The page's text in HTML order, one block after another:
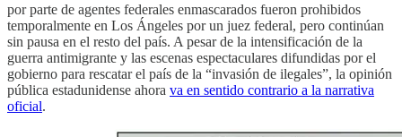
por parte de agentes federales enmascarados fueron prohibidos
temporalmente en Los Ángeles por un juez federal, pero continúan
sin pausa en el resto del país. A pesar de la intensificación de la
guerra antimigrante y las escenas espectaculares difundidas por el
gobierno para rescatar el país de la “invasión de ilegales”, la opinión
pública estadunidense ahora va en sentido contrario a la narrativa
oficial.